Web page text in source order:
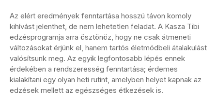
Az elért eredmények fenntartása hosszú távon komoly
kihívást jelenthet, de nem lehetetlen feladat. A Kasza Tibi
edzésprogramja arra ösztönöz, hogy ne csak átmeneti
változásokat érjünk el, hanem tartós életmódbeli átalakulást
valósítsunk meg. Az egyik legfontosabb lépés ennek
érdekében a rendszeresség fenntartása; érdemes
kialakítani egy olyan heti rutint, amelyben helyet kapnak az
edzések mellett az egészséges étkezések is.